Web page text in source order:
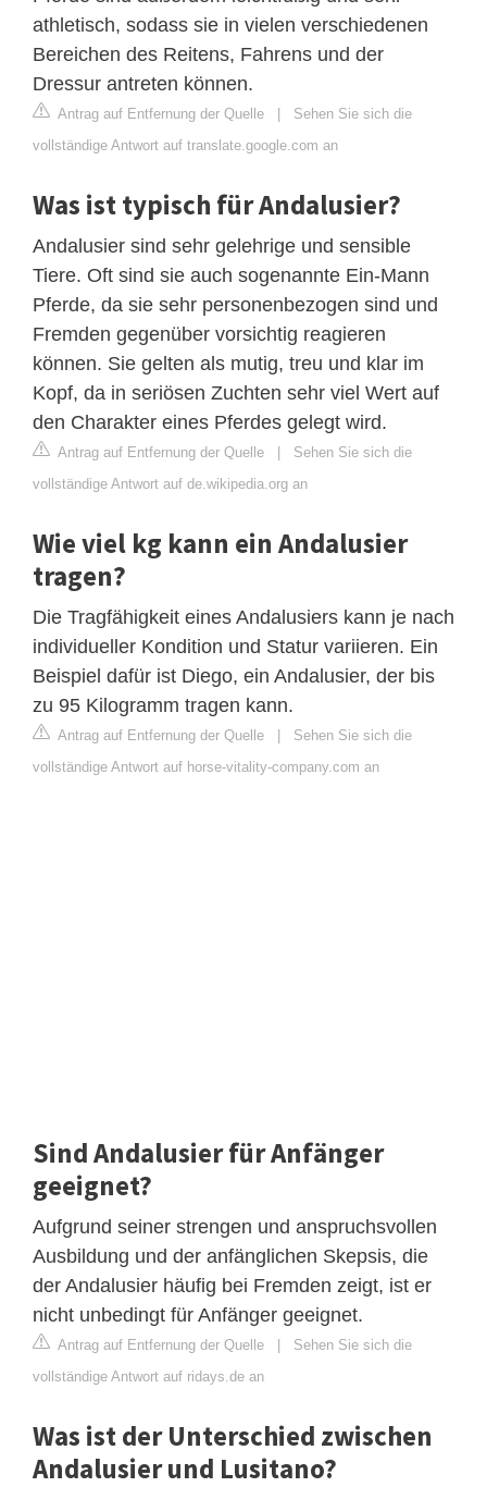
athletisch, sodass sie in vielen verschiedenen
Bereichen des Reitens, Fahrens und der
Dressur antreten können.
Antrag auf Entfernung der Quelle | Sehen Sie sich die
vollständige Antwort auf translate.google.com an
Was ist typisch für Andalusier?
Andalusier sind sehr gelehrige und sensible
Tiere. Oft sind sie auch sogenannte Ein-Mann
Pferde, da sie sehr personenbezogen sind und
Fremden gegenüber vorsichtig reagieren
können. Sie gelten als mutig, treu und klar im
Kopf, da in seriösen Zuchten sehr viel Wert auf
den Charakter eines Pferdes gelegt wird.
Antrag auf Entfernung der Quelle | Sehen Sie sich die
vollständige Antwort auf de.wikipedia.org an
Wie viel kg kann ein Andalusier
tragen?
Die Tragfähigkeit eines Andalusiers kann je nach
individueller Kondition und Statur variieren. Ein
Beispiel dafür ist Diego, ein Andalusier, der bis
zu 95 Kilogramm tragen kann.
Antrag auf Entfernung der Quelle | Sehen Sie sich die
vollständige Antwort auf horse-vitality-company.com an
Sind Andalusier für Anfänger
geeignet?
Aufgrund seiner strengen und anspruchsvollen
Ausbildung und der anfänglichen Skepsis, die
der Andalusier häufig bei Fremden zeigt, ist er
nicht unbedingt für Anfänger geeignet.
Antrag auf Entfernung der Quelle | Sehen Sie sich die
vollständige Antwort auf ridays.de an
Was ist der Unterschied zwischen
Andalusier und Lusitano?